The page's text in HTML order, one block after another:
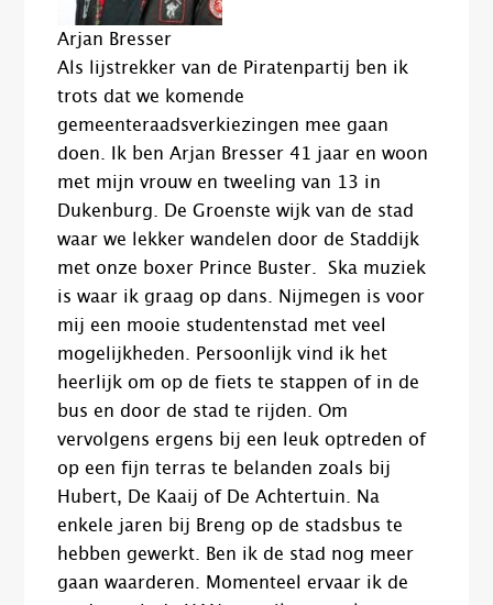
Arjan Bresser
Als lijstrekker van de Piratenpartij ben ik
trots dat we komende
gemeenteraadsverkiezingen mee gaan
doen. Ik ben Arjan Bresser 41 jaar en woon
met mijn vrouw en tweeling van 13 in
Dukenburg. De Groenste wijk van de stad
waar we lekker wandelen door de Staddijk
met onze boxer Prince Buster. Ska muziek
is waar ik graag op dans. Nijmegen is voor
mij een mooie studentenstad met veel
mogelijkheden. Persoonlijk vind ik het
heerlijk om op de fiets te stappen of in de
bus en door de stad te rijden. Om
vervolgens ergens bij een leuk optreden of
op een fijn terras te belanden zoals bij
Hubert, De Kaaij of De Achtertuin. Na
enkele jaren bij Breng op de stadsbus te
hebben gewerkt. Ben ik de stad nog meer
gaan waarderen. Momenteel ervaar ik de